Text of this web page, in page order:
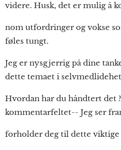
videre. Husk, det er mulig å
nom utfordringer og vokse
føles tungt.
Jeg er nysgjerrig på dine
dette temaet i selvmedlidehet
Hvordan har du håndtert det
kommentarfeltet-- Jeg ser
forholder deg til dette viktige